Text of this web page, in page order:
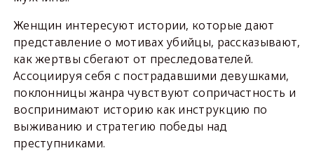
Женщин интересуют истории, которые дают
представление о мотивах убийцы, рассказывают,
как жертвы сбегают от преследователей.
Ассоциируя себя с пострадавшими девушками,
поклонницы жанра чувствуют сопричастность и
воспринимают историю как инструкцию по
выживанию и стратегию победы над
преступниками.